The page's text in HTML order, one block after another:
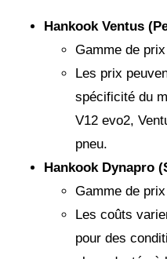
Hankook Ventus
Gamme de
Les prix
spécificité du
V12 evo2,
pneu.
Hankook Dynapro
Gamme de
Les coûts
pour des